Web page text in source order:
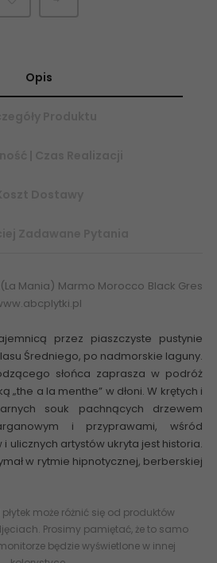
Opis
(La Mania) Marmo Morocco Black Gres
przez piaszczyste pustynie
Średniego, po nadmorskie laguny.
słońca zaprasza w podróż
„the a la menthe” w dłoni. W krętych i
souk pachnących drzewem
i przyprawami, wśród
ulicznych artystów ukryta jest historia.
w rytmie hipnotycznej, berberskiej
może różnić się od produktów
Prosimy pamiętać, że to samo
będzie wyświetlone w innej